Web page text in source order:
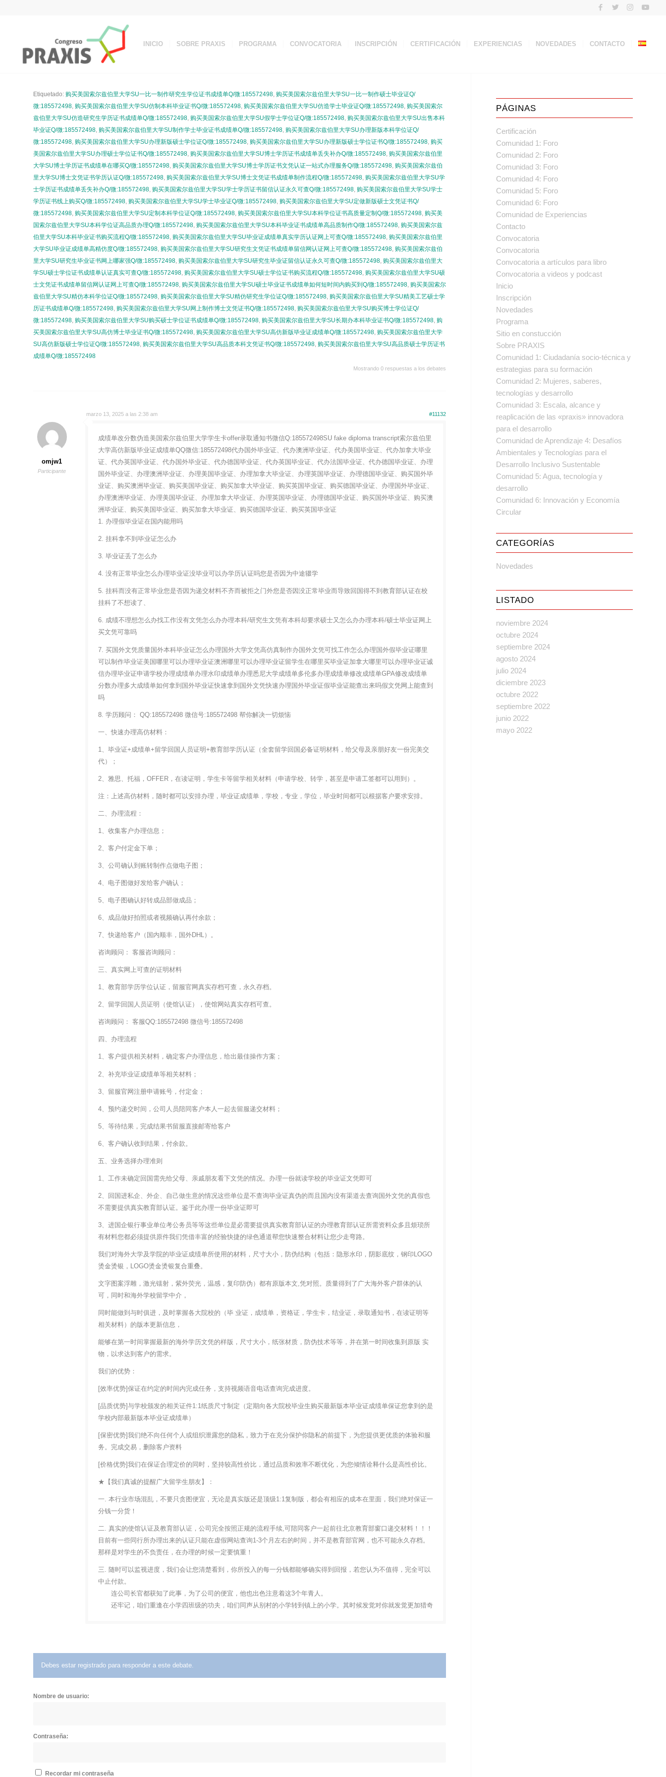
INICIO SOBRE PRAXIS PROGRAMA CONVOCATORIA INSCRIPCIÓN CERTIFICACIÓN EXPERIENCIAS NOVEDADES CONTACTO
Etiquetado: 购买美国索尔兹伯里大学SU一比一制作研究生学位证书成绩单Q/微:185572498, 购买美国索尔兹伯里大学SU一比一制作硕士毕业证Q/
微:185572498, 购买美国索尔兹伯里大学SU仿制本科毕业证书Q/微:185572498, 购买美国索尔兹伯里大学SU仿造学士毕业证Q/微:185572498, 购买美国索尔
兹伯里大学SU仿造研究生学历证书成绩单Q/微:185572498, 购买美国索尔兹伯里大学SU假学士学位证Q/微:185572498, 购买美国索尔兹伯里大学SU出售本科
毕业证Q/微:185572498, 购买美国索尔兹伯里大学SU制作学士毕业证书成绩单Q/微:185572498, 购买美国索尔兹伯里大学SU办理新版本科学位证Q/
微:185572498, 购买美国索尔兹伯里大学SU办理新版硕士学位证Q/微:185572498, 购买美国索尔兹伯里大学SU办理新版硕士学位证书Q/微:185572498, 购买
美国索尔兹伯里大学SU办理硕士学位证书Q/微:185572498, 购买美国索尔兹伯里大学SU博士学历证书成绩单丢失补办Q/微:185572498, 购买美国索尔兹伯里
大学SU博士学历证书成绩单在哪买Q/微:185572498, 购买美国索尔兹伯里大学SU博士学历证书文凭认证一站式办理服务Q/微:185572498, 购买美国索尔兹伯
里大学SU博士文凭证书学历认证Q/微:185572498, 购买美国索尔兹伯里大学SU博士文凭证书成绩单制作流程Q/微:185572498, 购买美国索尔兹伯里大学SU学
士学历证书成绩单丢失补办Q/微:185572498, 购买美国索尔兹伯里大学SU学士学历证书留信认证永久可查Q/微:185572498, 购买美国索尔兹伯里大学SU学士
学历证书线上购买Q/微:185572498, 购买美国索尔兹伯里大学SU学士毕业证Q/微:185572498, 购买美国索尔兹伯里大学SU定做新版硕士文凭证书Q/
微:185572498, 购买美国索尔兹伯里大学SU定制本科学位证Q/微:185572498, 购买美国索尔兹伯里大学SU本科学位证书高质量定制Q/微:185572498, 购买美
国索尔兹伯里大学SU本科学位证高品质办理Q/微:185572498, 购买美国索尔兹伯里大学SU本科毕业证书成绩单高品质制作Q/微:185572498, 购买美国索尔兹
伯里大学SU本科毕业证书购买流程Q/微:185572498, 购买美国索尔兹伯里大学SU毕业证成绩单真实学历认证网上可查Q/微:185572498, 购买美国索尔兹伯里
大学SU毕业证成绩单高精仿度Q/微:185572498, 购买美国索尔兹伯里大学SU研究生文凭证书成绩单留信网认证网上可查Q/微:185572498, 购买美国索尔兹伯
里大学SU研究生毕业证书网上哪家强Q/微:185572498, 购买美国索尔兹伯里大学SU研究生毕业证留信认证永久可查Q/微:185572498, 购买美国索尔兹伯里大
学SU硕士学位证书成绩单认证真实可查Q/微:185572498, 购买美国索尔兹伯里大学SU硕士学位证书购买流程Q/微:185572498, 购买美国索尔兹伯里大学SU硕
士文凭证书成绩单留信网认证网上可查Q/微:185572498, 购买美国索尔兹伯里大学SU硕士毕业证书成绩单如何短时间内购买到Q/微:185572498, 购买美国索尔
兹伯里大学SU精仿本科学位证Q/微:185572498, 购买美国索尔兹伯里大学SU精仿研究生学位证Q/微:185572498, 购买美国索尔兹伯里大学SU精美工艺硕士学
历证书成绩单Q/微:185572498, 购买美国索尔兹伯里大学SU网上制作博士文凭证书Q/微:185572498, 购买美国索尔兹伯里大学SU购买博士学位证Q/
微:185572498, 购买美国索尔兹伯里大学SU购买硕士学位证书成绩单Q/微:185572498, 购买美国索尔兹伯里大学SU长期办本科毕业证书Q/微:185572498, 购
买美国索尔兹伯里大学SU高仿博士毕业证书Q/微:185572498, 购买美国索尔兹伯里大学SU高仿新版毕业证成绩单Q/微:185572498, 购买美国索尔兹伯里大学
SU高仿新版硕士学位证Q/微:185572498, 购买美国索尔兹伯里大学SU高品质本科文凭证书Q/微:185572498, 购买美国索尔兹伯里大学SU高品质硕士学历证书
成绩单Q/微:185572498
Mostrando 0 respuestas a los debates
marzo 13, 2025 a las 2:38 am #11132
omjw1
Participante
成绩单改分数伪造美国索尔兹伯里大学学生卡offer录取通知书微信Q:185572498SU fake diploma transcript索尔兹伯里
大学高仿新版毕业证成绩单QQ微信:185572498代办国外毕业证、代办澳洲毕业证、代办美国毕业证、代办加拿大毕业
证、代办英国毕业证、代办国外毕业证、代办德国毕业证、代办英国毕业证、代办法国毕业证、代办德国毕业证、办理
国外毕业证、办理澳洲毕业证、办理美国毕业证、办理加拿大毕业证、办理英国毕业证、办理德国毕业证、购买国外毕
业证、购买澳洲毕业证、购买美国毕业证、购买加拿大毕业证、购买英国毕业证、购买德国毕业证、办理国外毕业证、
办理澳洲毕业证、办理美国毕业证、办理加拿大毕业证、办理英国毕业证、办理德国毕业证、购买国外毕业证、购买澳
洲毕业证、购买美国毕业证、购买加拿大毕业证、购买德国毕业证、购买英国毕业证
1. 办理假毕业证在国内能用吗
2. 挂科拿不到毕业证怎么办
3. 毕业证丢了怎么办
4. 没有正常毕业怎么办理毕业证没毕业可以办学历认证吗您是否因为中途辍学
5. 挂科而没有正常毕业您是否因为递交材料不齐而被拒之门外您是否因没正常毕业而导致回国得不到教育部认证在校
挂科了不想读了、
6. 成绩不理想怎么办找工作没有文凭怎么办办理本科/研究生文凭有本科却要求硕士又怎么办办理本科/硕士毕业证网上
买文凭可靠吗
7. 买国外文凭质量国外本科毕业证怎么办理国外大学文凭高仿真制作办国外文凭可找工作怎么办理国外假毕业证哪里
可以制作毕业证美国哪里可以办理毕业证澳洲哪里可以办理毕业证留学生在哪里买毕业证加拿大哪里可以办理毕业证诚
信办理毕业证申请学校办理成绩单办理水印成绩单办理悉尼大学成绩单多伦多办理成绩单修改成绩单GPA修改成绩单
分数办理多大成绩单如何拿到国外毕业证快速拿到国外文凭快速办理国外毕业证假毕业证能查出来吗假文凭网上能查到
吗
8. 学历顾问： QQ:185572498 微信号:185572498 帮你解决一切烦恼
一、快速办理高仿材料：
1、毕业证+成绩单+留学回国人员证明+教育部学历认证（全套留学回国必备证明材料，给父母及亲朋好友一份完美交
代）；
2、雅思、托福，OFFER，在读证明，学生卡等留学相关材料（申请学校、转学，甚至是申请工签都可以用到）。
注：上述高仿材料，随时都可以安排办理，毕业证成绩单，学校，专业，学位，毕业时间都可以根据客户要求安排。
二、办理流程：
1、收集客户办理信息；
2、客户付定金下单；
3、公司确认到账转制作点做电子图；
4、电子图做好发给客户确认；
5、电子图确认好转成品部做成品；
6、成品做好拍照或者视频确认再付余款；
7、快递给客户（国内顺丰，国外DHL）。
咨询顾问： 客服咨询顾问：
三、真实网上可查的证明材料
1、教育部学历学位认证，留服官网真实存档可查，永久存档。
2、留学回国人员证明（使馆认证），使馆网站真实存档可查。
咨询顾问： 客服QQ:185572498 微信号:185572498
四、办理流程
1、客户提供相关材料，确定客户办理信息，给出最佳操作方案；
2、补充毕业证成绩单等相关材料；
3、留服官网注册申请账号，付定金；
4、预约递交时间，公司人员陪同客户本人一起去留服递交材料；
5、等待结果，完成结果书留服直接邮寄给客户
6、客户确认收到结果，付余款。
五、业务选择办理准则
1、工作未确定回国需先给父母、亲戚朋友看下文凭的情况。办理一份就读学校的毕业证文凭即可
2、回国进私企、外企、自己做生意的情况这些单位是不查询毕业证真伪的而且国内没有渠道去查询国外文凭的真假也
不需要提供真实教育部认证。鉴于此办理一份毕业证即可
3、进国企银行事业单位考公务员等等这些单位是必需要提供真实教育部认证的办理教育部认证所需资料众多且烦琐所
有材料您都必须提供原件我们凭借丰富的经验快捷的绿色通道帮您快速整合材料让您少走弯路。
我们对海外大学及学院的毕业证成绩单所使用的材料，尺寸大小，防伪结构（包括：隐形水印，阴影底纹，钢印LOGO
烫金烫银，LOGO烫金烫银复合重叠。
文字图案浮雕，激光镭射，紫外荧光，温感，复印防伪）都有原版本文,凭对照。质量得到了广大海外客户群体的认
可，同时和海外学校留学中介，
同时能做到与时俱进，及时掌握各大院校的（毕 业证，成绩单，资格证，学生卡，结业证，录取通知书，在读证明等
相关材料）的版本更新信息，
能够在第一时间掌握最新的海外学历文凭的样版，尺寸大小，纸张材质，防伪技术等等，并在第一时间收集到原版 实
物，以求达到客户的需求。
我们的优势：
[效率优势]保证在约定的时间内完成任务，支持视频语音电话查询完成进度。
[品质优势]与学校颁发的相关证件1:1纸质尺寸制定（定期向各大院校毕业生购买最新版本毕业证成绩单保证您拿到的是
学校内部最新版本毕业证成绩单）
[保密优势]我们绝不向任何个人或组织泄露您的隐私，致力于在充分保护你隐私的前提下，为您提供更优质的体验和服
务。完成交易，删除客户资料
[价格优势]我们在保证合理定价的同时，坚持较高性价比，通过品质和效率不断优化，为您倾情诠释什么是高性价比。
★【我们真诚的提醒广大留学生朋友】：
一. 本行业市场混乱，不要只贪图便宜，无论是真实版还是顶级1:1复制版，都会有相应的成本在里面，我们绝对保证一
分钱一分货！
二. 真实的使馆认证及教育部认证，公司完全按照正规的流程手续,可陪同客户一起前往北京教育部窗口递交材料！！！
目前有一些同行所办理出来的认证只能在虚假网站查询1-3个月左右的时间，并不是教育部官网，也不可能永久存档。
那样是对学生的不负责任，在办理的时候一定要慎重！
三. 随时可以监视进度，我们会让您清楚看到，你所投入的每一分钱都能够确实得到回报，若您认为不值得，完全可以
中止付款。
连公司长官都获知了此事，为了公司的便宜，他也出色注意着这3个年青人。
还牢记，咱们重逢在小学四班级的功夫，咱们同声从别村的小学转到镇上的小学。其时候发觉对你就发觉更加猎奇
Debes estar registrado para responder a este debate.
Nombre de usuario:
Contraseña:
Recordar mi contraseña
PÁGINAS
Certificación
Comunidad 1: Foro
Comunidad 2: Foro
Comunidad 3: Foro
Comunidad 4: Foro
Comunidad 5: Foro
Comunidad 6: Foro
Comunidad de Experiencias
Contacto
Convocatoria
Convocatoria
Convocatoria a artículos para libro
Convocatoria a videos y podcast
Inicio
Inscripción
Novedades
Programa
Sitio en constucción
Sobre PRAXIS
Comunidad 1: Ciudadanía socio-técnica y
estrategias para su formación
Comunidad 2: Mujeres, saberes,
tecnologías y desarrollo
Comunidad 3: Escala, alcance y
reaplicación de las «praxis» innovadora
para el desarrollo
Comunidad de Aprendizaje 4: Desafíos
Ambientales y Tecnologías para el
Desarrollo Inclusivo Sustentable
Comunidad 5: Agua, tecnología y
desarrollo
Comunidad 6: Innovación y Economía
Circular
CATEGORÍAS
Novedades
LISTADO
noviembre 2024
octubre 2024
septiembre 2024
agosto 2024
julio 2024
diciembre 2023
octubre 2022
septiembre 2022
junio 2022
mayo 2022